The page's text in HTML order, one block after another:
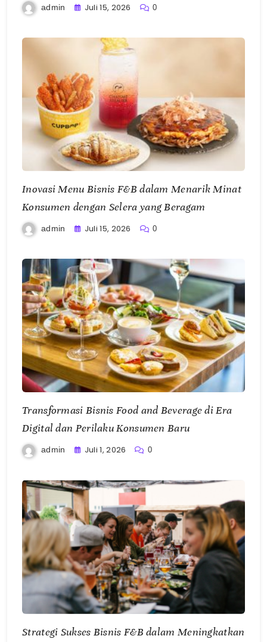
admin Juli 15, 2026 0
Inovasi Menu Bisnis F&B dalam Menarik Minat
Konsumen dengan Selera yang Beragam
admin Juli 15, 2026 0
Transformasi Bisnis Food and Beverage di Era
Digital dan Perilaku Konsumen Baru
admin Juli 1, 2026 0
Strategi Sukses Bisnis F&B dalam Meningkatkan